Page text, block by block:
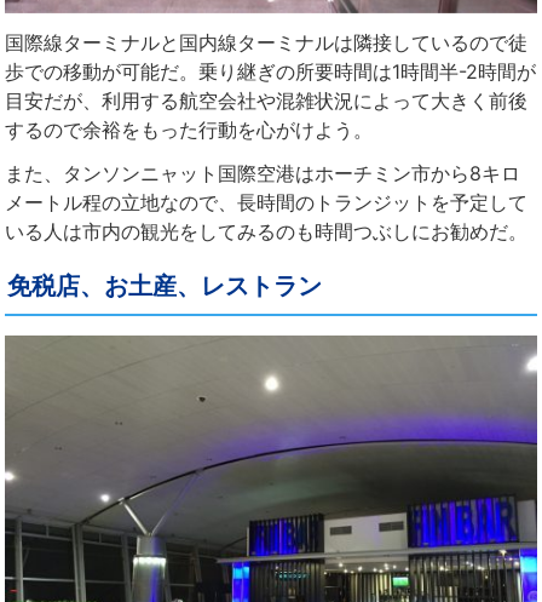
国際線ターミナルと国内線ターミナルは隣接しているので徒
歩での移動が可能だ。乗り継ぎの所要時間は1時間半-2時間が
目安だが、利用する航空会社や混雑状況によって大きく前後
するので余裕をもった行動を心がけよう。
また、タンソンニャット国際空港はホーチミン市から8キロ
メートル程の立地なので、長時間のトランジットを予定して
いる人は市内の観光をしてみるのも時間つぶしにお勧めだ。
免税店、お土産、レストラン